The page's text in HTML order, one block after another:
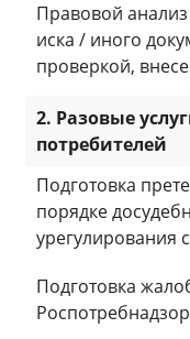
Правовой
иска / иного
проверкой,
2. Разовые
потребителей
Подготовка
порядке
урегулирования
Подготовка
Роспотребнадзор